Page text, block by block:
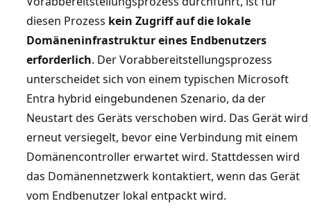
diesen Prozess kein Zugriff auf die lokale
Domäneninfrastruktur eines Endbenutzers
erforderlich. Der Vorabbereitstellungsprozess
unterscheidet sich von einem typischen Microsoft
Entra hybrid eingebundenen Szenario, da der
Neustart des Geräts verschoben wird. Das Gerät wird
erneut versiegelt, bevor eine Verbindung mit einem
Domänencontroller erwartet wird. Stattdessen wird
das Domänennetzwerk kontaktiert, wenn das Gerät
vom Endbenutzer lokal entpackt wird.